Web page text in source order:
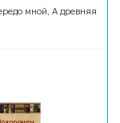
мной, А древняя